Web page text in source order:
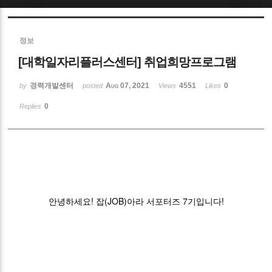
정보
[대학일자리플러스센터] 취업희망프로그램
by 경력개발센터 posted Aug 07, 2021 Views 4551 Likes 0
Replies 0
안녕하세요! 잡(JOB)아라 서포터즈 7기입니다!
Sketchbook5, 스케치북5
Sketchbook5, 스케치북5